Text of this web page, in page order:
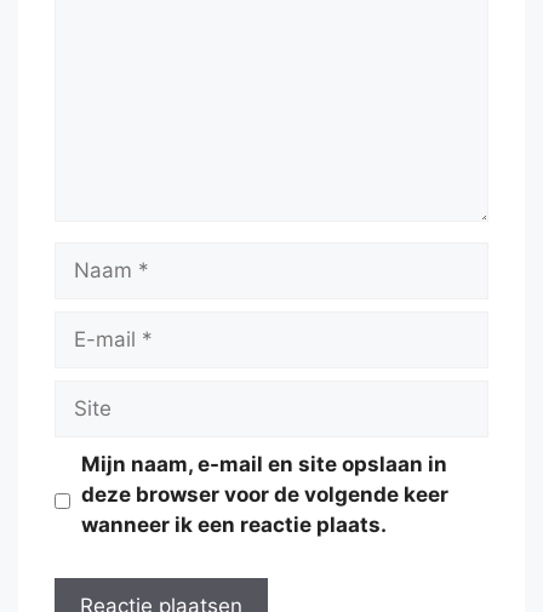
Naam
Site
Mijn naam, e-mail en site opslaan in
deze browser voor de volgende keer
wanneer ik een reactie plaats.